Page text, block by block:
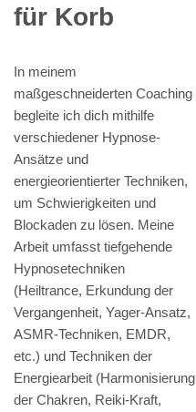
für Korb
In meinem
maßgeschneiderten Coaching
begleite ich dich mithilfe
verschiedener Hypnose-
Ansätze und
energieorientierter Techniken,
um Schwierigkeiten und
Blockaden zu lösen. Meine
Arbeit umfasst tiefgehende
Hypnosetechniken
(Heiltrance, Erkundung der
Vergangenheit, Yager-Ansatz,
ASMR-Techniken, EMDR,
etc.) und Techniken der
Energiearbeit (Harmonisierung
der Chakren, Reiki-Kraft,